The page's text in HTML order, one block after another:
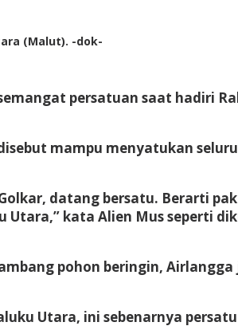
(Malut). -dok-
persatuan saat hadiri
mampu menyatukan
datang bersatu. Berarti
kata Alien Mus seperti
pohon beringin, Airlangga
Utara, ini sebenarnya